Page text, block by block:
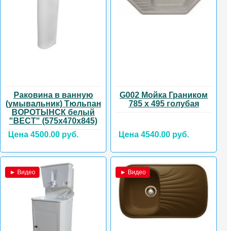
Раковина в ванную
(умывальник) Тюльпан
ВОРОТЫНСК белый
"ВЕСТ" (575х470х845)
Цена 4500.00 руб.
G002 Мойка Граником
785 х 495 голубая
Цена 4540.00 руб.
► Видео ► Видео